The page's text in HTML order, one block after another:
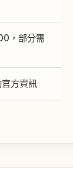
，部分需
方資訊